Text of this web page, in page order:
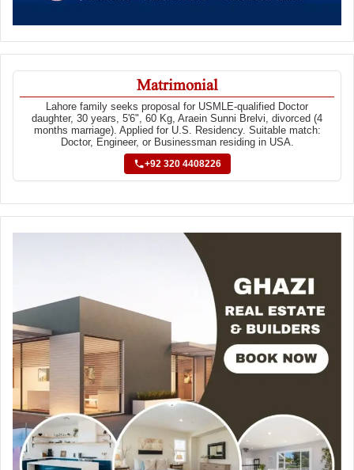
Matrimonial
Lahore family seeks proposal for USMLE-qualified Doctor
daughter, 30 years, 5'6", 60 Kg, Araein Sunni Brelvi, divorced (4
months marriage). Applied for U.S. Residency. Suitable match:
Doctor, Engineer, or Businessman residing in USA.
+92 320 4408226